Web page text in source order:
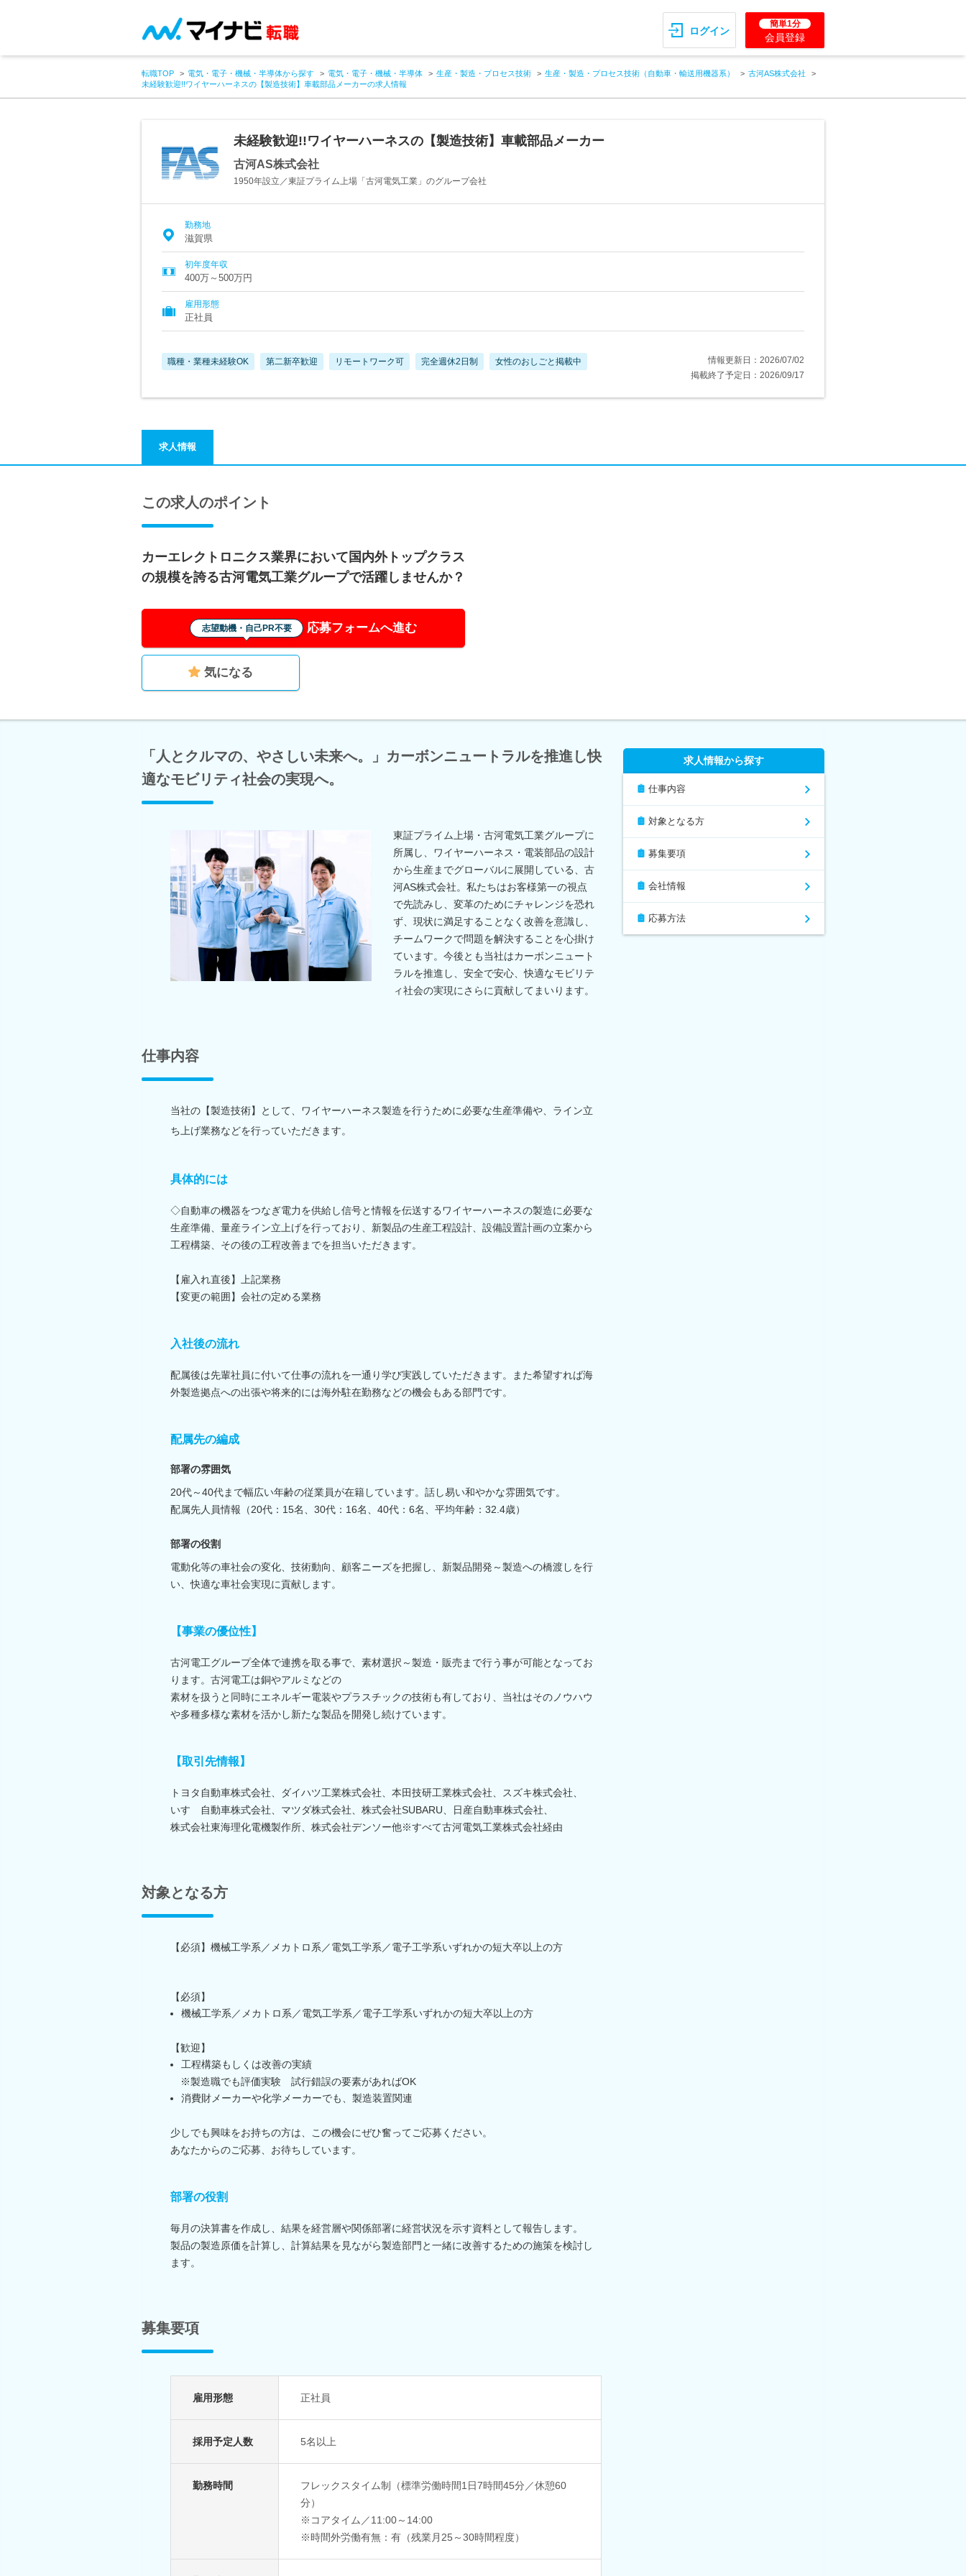
ログイン
簡単1分
会員登録
転職TOP 電気・電子・機械・半導体から探す 電気・電子・機械・半導体 生産・製造・プロセス技術 生産・製造・プロセス技術（自動車・輸送用機器系）
古河AS株式会社
未経験歓迎!!ワイヤーハーネスの【製造技術】車載部品メーカーの求人情報
未経験歓迎!!ワイヤーハーネスの【製造技術】車載部品メーカー
古河AS株式会社
1950年設立／東証プライム上場「古河電気工業」のグループ会社
勤務地
滋賀県
初年度年収
400万～500万円
雇用形態
正社員
職種・業種未経験OK 第二新卒歓迎 リモートワーク可 完全週休2日制 女性のおしごと掲載中
情報更新日：2026/07/02
掲載終了予定日：2026/09/17
求人情報
この求人のポイント
カーエレクトロニクス業界において国内外トップクラス
の規模を誇る古河電気工業グループで活躍しませんか？
志望動機・自己PR不要 応募フォームへ進む
気になる
「人とクルマの、やさしい未来へ。」カーボンニュートラルを推進し快
適なモビリティ社会の実現へ。
東証プライム上場・古河電気工業グループに
所属し、ワイヤーハーネス・電装部品の設計
から生産までグローバルに展開している、古
河AS株式会社。私たちはお客様第一の視点
で先読みし、変革のためにチャレンジを恐れ
ず、現状に満足することなく改善を意識し、
チームワークで問題を解決することを心掛け
ています。今後とも当社はカーボンニュート
ラルを推進し、安全で安心、快適なモビリテ
ィ社会の実現にさらに貢献してまいります。
仕事内容
当社の【製造技術】として、ワイヤーハーネス製造を行うために必要な生産準備や、ライン立
ち上げ業務などを行っていただきます。
具体的には
◇自動車の機器をつなぎ電力を供給し信号と情報を伝送するワイヤーハーネスの製造に必要な
生産準備、量産ライン立上げを行っており、新製品の生産工程設計、設備設置計画の立案から
工程構築、その後の工程改善までを担当いただきます。
【雇入れ直後】上記業務
【変更の範囲】会社の定める業務
入社後の流れ
配属後は先輩社員に付いて仕事の流れを一通り学び実践していただきます。また希望すれば海
外製造拠点への出張や将来的には海外駐在勤務などの機会もある部門です。
配属先の編成
部署の雰囲気
20代～40代まで幅広い年齢の従業員が在籍しています。話し易い和やかな雰囲気です。
配属先人員情報（20代：15名、30代：16名、40代：6名、平均年齢：32.4歳）
部署の役割
電動化等の車社会の変化、技術動向、顧客ニーズを把握し、新製品開発～製造への橋渡しを行
い、快適な車社会実現に貢献します。
【事業の優位性】
古河電工グループ全体で連携を取る事で、素材選択～製造・販売まで行う事が可能となってお
ります。古河電工は銅やアルミなどの
素材を扱うと同時にエネルギー電装やプラスチックの技術も有しており、当社はそのノウハウ
や多種多様な素材を活かし新たな製品を開発し続けています。
【取引先情報】
トヨタ自動車株式会社、ダイハツ工業株式会社、本田技研工業株式会社、スズキ株式会社、
いすゞ自動車株式会社、マツダ株式会社、株式会社SUBARU、日産自動車株式会社、
株式会社東海理化電機製作所、株式会社デンソー他※すべて古河電気工業株式会社経由
対象となる方
【必須】機械工学系／メカトロ系／電気工学系／電子工学系いずれかの短大卒以上の方
【必須】
機械工学系／メカトロ系／電気工学系／電子工学系いずれかの短大卒以上の方
【歓迎】
工程構築もしくは改善の実績
※製造職でも評価実験 試行錯誤の要素があればOK
消費財メーカーや化学メーカーでも、製造装置関連
少しでも興味をお持ちの方は、この機会にぜひ奮ってご応募ください。
あなたからのご応募、お待ちしています。
部署の役割
毎月の決算書を作成し、結果を経営層や関係部署に経営状況を示す資料として報告します。
製品の製造原価を計算し、計算結果を見ながら製造部門と一緒に改善するための施策を検討し
ます。
募集要項
雇用形態 正社員
採用予定人数 5名以上
勤務時間
フレックスタイム制（標準労働時間1日7時間45分／休憩60
分）
※コアタイム／11:00～14:00
※時間外労働有無：有（残業月25～30時間程度）
求人情報から探す
仕事内容
対象となる方
募集要項
会社情報
応募方法